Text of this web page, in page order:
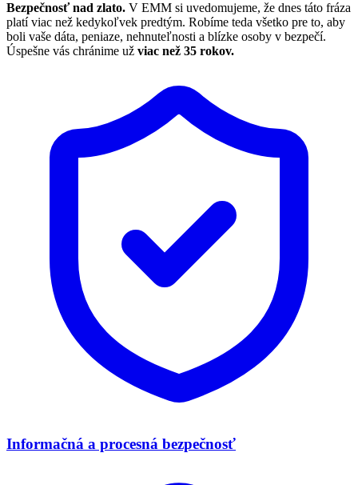
Bezpečnosť nad zlato. V EMM si uvedomujeme, že dnes táto fráza
platí viac než kedykoľvek predtým. Robíme teda všetko pre to, aby
boli vaše dáta, peniaze, nehnuteľnosti a blízke osoby v bezpečí.
Úspešne vás chránime už viac než 35 rokov.
Informačná a procesná bezpečnosť